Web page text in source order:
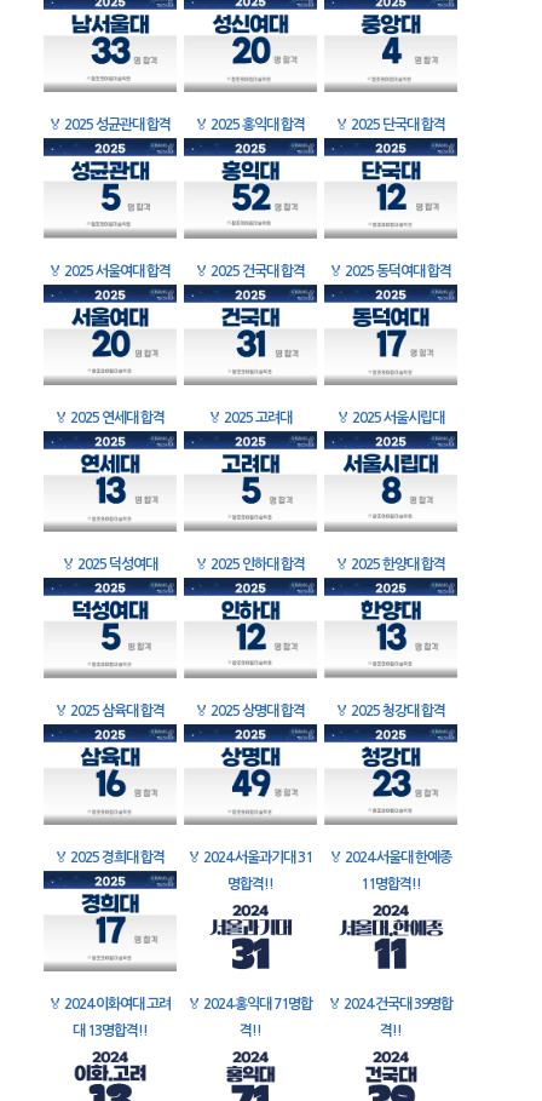
🏅 2025 성균관대 합격 🏅 2025 홍익대 합격 🏅 2025 단국대 합격
🏅 2025 서울여대 합격 🏅 2025 건국대 합격 🏅 2025 동덕여대 합격
🏅 2025 연세대 합격 🏅 2025 고려대 🏅 2025 서울시립대
🏅 2025 덕성여대 🏅 2025 인하대 합격 🏅 2025 한양대 합격
🏅 2025 삼육대 합격 🏅 2025 상명대 합격 🏅 2025 청강대 합격
🏅 2025 경희대 합격 🏅 2024 서울과기대 31
명합격!!
🏅 2024 서울대 한예종
11명합격!!
🏅 2024 이화여대 고려
대 13명합격!!
🏅 2024 홍익대 71명합
격!!
🏅 2024 건국대 39명합
격!!